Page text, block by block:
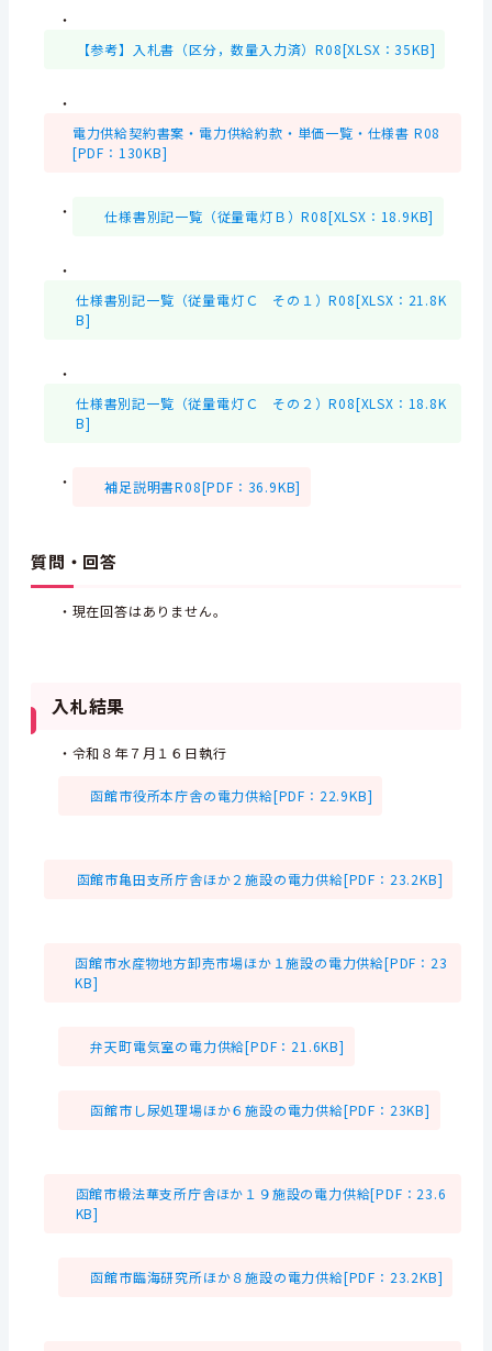
・
【参考】入札書（区分，数量入力済）R08[XLSX：35KB]
・
電力供給契約書案・電力供給約款・単価一覧・仕様書 R08
[PDF：130KB]
・ 仕様書別記一覧（従量電灯Ｂ）R08[XLSX：18.9KB]
・
仕様書別記一覧（従量電灯Ｃ その１）R08[XLSX：21.8K
B]
・
仕様書別記一覧（従量電灯Ｃ その２）R08[XLSX：18.8K
B]
・ 補足説明書R08[PDF：36.9KB]
質問・回答
・現在回答はありません。
入札結果
・令和８年７月１６日執行
函館市役所本庁舎の電力供給[PDF：22.9KB]
函館市亀田支所庁舎ほか２施設の電力供給[PDF：23.2KB]
函館市水産物地方卸売市場ほか１施設の電力供給[PDF：23
KB]
弁天町電気室の電力供給[PDF：21.6KB]
函館市し尿処理場ほか６施設の電力供給[PDF：23KB]
函館市椴法華支所庁舎ほか１９施設の電力供給[PDF：23.6
KB]
函館市臨海研究所ほか８施設の電力供給[PDF：23.2KB]